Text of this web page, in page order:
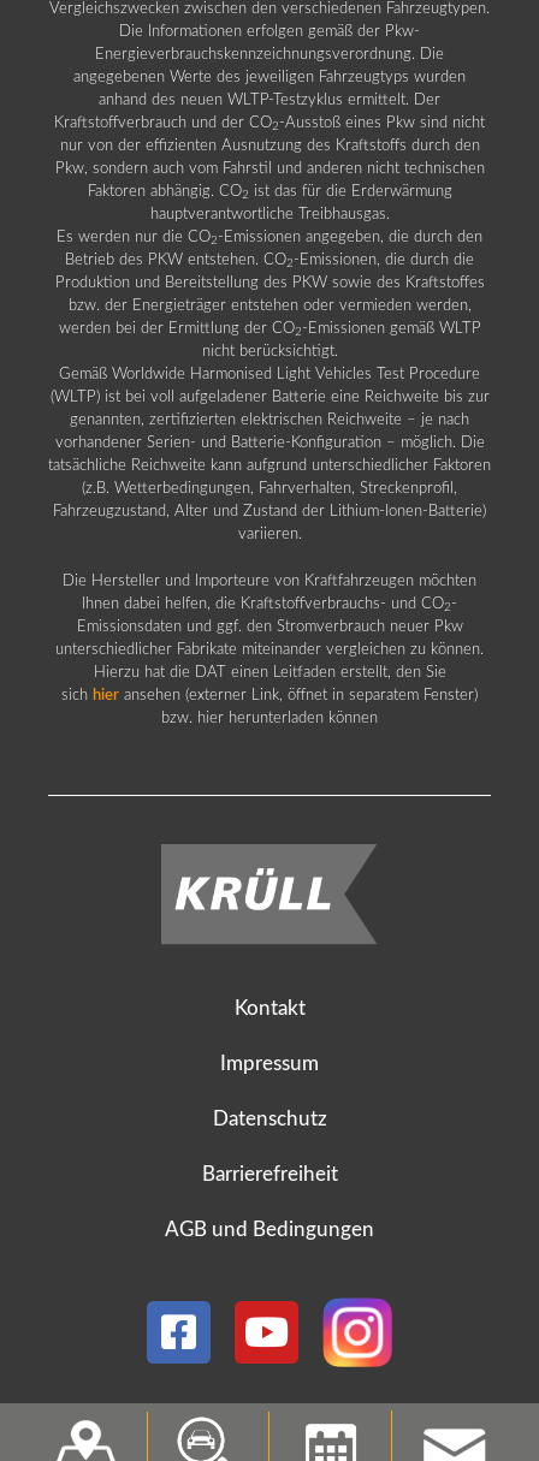
Vergleichszwecken zwischen den verschiedenen Fahrzeugtypen.
Die Informationen erfolgen gemäß der Pkw-
Energieverbrauchskennzeichnungsverordnung. Die
angegebenen Werte des jeweiligen Fahrzeugtyps wurden
anhand des neuen WLTP-Testzyklus ermittelt. Der
Kraftstoffverbrauch und der CO2 -Ausstoß eines Pkw sind nicht
nur von der effizienten Ausnutzung des Kraftstoffs durch den
Pkw, sondern auch vom Fahrstil und anderen nicht technischen
Faktoren abhängig. CO2 ist das für die Erderwärmung
hauptverantwortliche Treibhausgas.
Es werden nur die CO2 -Emissionen angegeben, die durch den
Betrieb des PKW entstehen. CO2 -Emissionen, die durch die
Produktion und Bereitstellung des PKW sowie des Kraftstoffes
bzw. der Energieträger entstehen oder vermieden werden,
werden bei der Ermittlung der CO2 -Emissionen gemäß WLTP
nicht berücksichtigt.
Gemäß Worldwide Harmonised Light Vehicles Test Procedure
(WLTP) ist bei voll aufgeladener Batterie eine Reichweite bis zur
genannten, zertifizierten elektrischen Reichweite – je nach
vorhandener Serien- und Batterie-Konfiguration – möglich. Die
tatsächliche Reichweite kann aufgrund unterschiedlicher Faktoren
(z.B. Wetterbedingungen, Fahrverhalten, Streckenprofil,
Fahrzeugzustand, Alter und Zustand der Lithium-Ionen-Batterie)
variieren.
Die Hersteller und Importeure von Kraftfahrzeugen möchten
Ihnen dabei helfen, die Kraftstoffverbrauchs- und CO2 -
Emissionsdaten und ggf. den Stromverbrauch neuer Pkw
unterschiedlicher Fabrikate miteinander vergleichen zu können.
Hierzu hat die DAT einen Leitfaden erstellt, den Sie
sich hier ansehen (externer Link, öffnet in separatem Fenster)
bzw. hier herunterladen können
Kontakt
Impressum
Datenschutz
Barrierefreiheit
AGB und Bedingungen